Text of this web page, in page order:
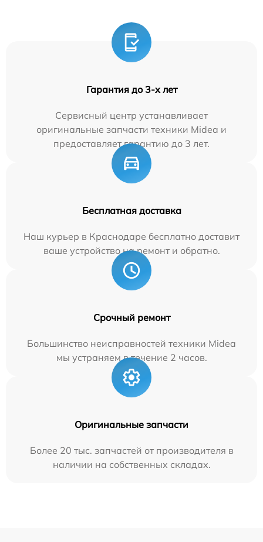
Гарантия до 3-х лет
Сервисный центр устанавливает
оригинальные запчасти техники Midea и
предоставляет гарантию до 3 лет.
Бесплатная доставка
Наш курьер в Краснодаре бесплатно доставит
ваше устройство на ремонт и обратно.
Срочный ремонт
Большинство неисправностей техники Midea
мы устраняем в течение 2 часов.
Оригинальные запчасти
Более 20 тыс. запчастей от производителя в
наличии на собственных складах.